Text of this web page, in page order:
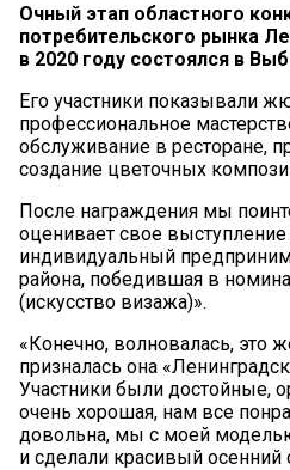
Очный этап областного
потребительского рынка
в 2020 году состоялся в
Его участники показывали
профессиональное
обслуживание в ресторане,
создание цветочных
После награждения мы
оценивает свое
индивидуальный
района, победившая в
(искусство визажа)».
«Конечно, волновалась, это
призналась она
Участники были достойные,
очень хорошая, нам все
довольна, мы с моей
и сделали красивый осенний